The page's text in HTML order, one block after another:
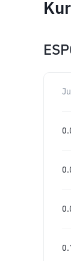
0.1